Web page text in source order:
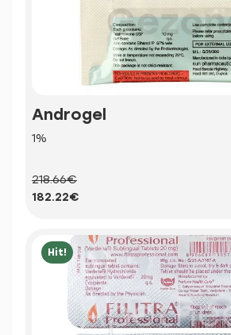
Androgel
1%
218.66€
182.22€
Hit!